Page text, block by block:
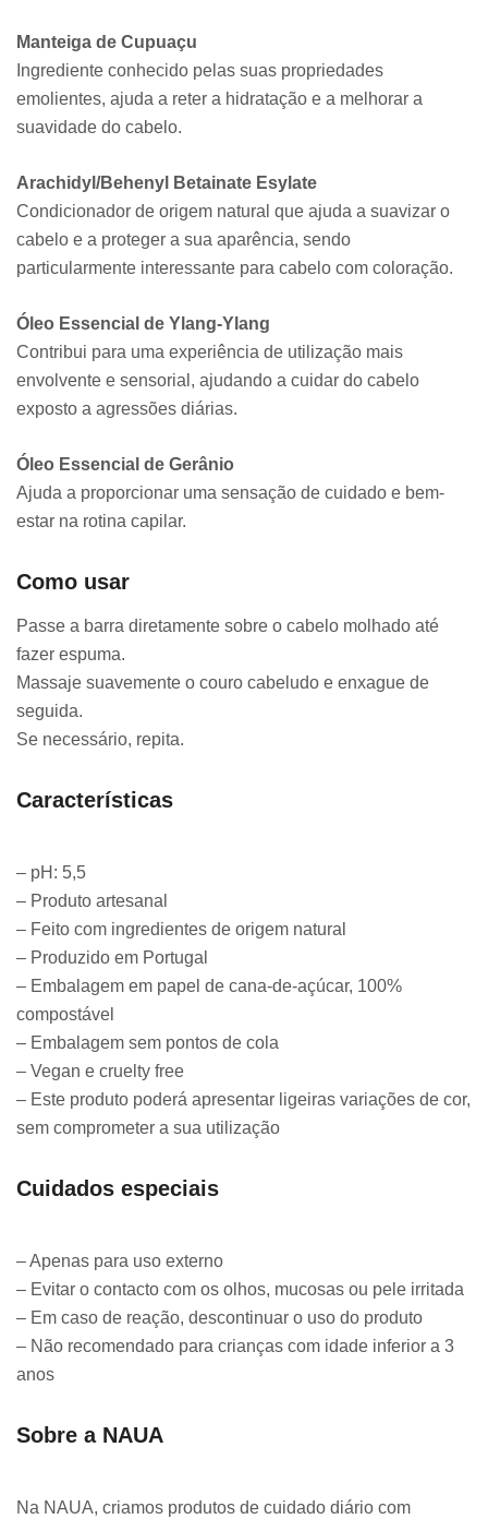
Manteiga de Cupuaçu
Ingrediente conhecido pelas suas propriedades
emolientes, ajuda a reter a hidratação e a melhorar a
suavidade do cabelo.
Arachidyl/Behenyl Betainate Esylate
Condicionador de origem natural que ajuda a suavizar o
cabelo e a proteger a sua aparência, sendo
particularmente interessante para cabelo com coloração.
Óleo Essencial de Ylang-Ylang
Contribui para uma experiência de utilização mais
envolvente e sensorial, ajudando a cuidar do cabelo
exposto a agressões diárias.
Óleo Essencial de Gerânio
Ajuda a proporcionar uma sensação de cuidado e bem-
estar na rotina capilar.
Como usar
Passe a barra diretamente sobre o cabelo molhado até
fazer espuma.
Massaje suavemente o couro cabeludo e enxague de
seguida.
Se necessário, repita.
Características
– pH: 5,5
– Produto artesanal
– Feito com ingredientes de origem natural
– Produzido em Portugal
– Embalagem em papel de cana-de-açúcar, 100%
compostável
– Embalagem sem pontos de cola
– Vegan e cruelty free
– Este produto poderá apresentar ligeiras variações de cor,
sem comprometer a sua utilização
Cuidados especiais
– Apenas para uso externo
– Evitar o contacto com os olhos, mucosas ou pele irritada
– Em caso de reação, descontinuar o uso do produto
– Não recomendado para crianças com idade inferior a 3
anos
Sobre a NAUA
Na NAUA, criamos produtos de cuidado diário com